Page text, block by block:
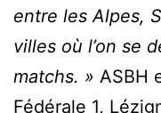
entre les Alpes,
villes où l’on se
matchs. » ASBH
Fédérale 1,